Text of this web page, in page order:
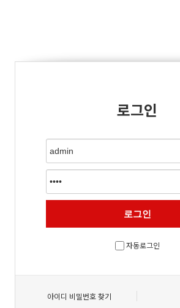
로그인
자동로그인
아이디 비밀번호 찾기